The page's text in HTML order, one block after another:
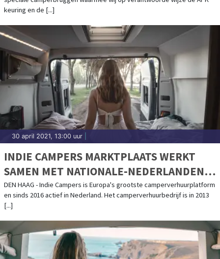
keuring en de [...]
30 april 2021, 13:00 uur
INDIE CAMPERS MARKTPLAATS WERKT
SAMEN MET NATIONALE-NEDERLANDEN
MEE AAN CAMPER DEKKING
DEN HAAG - Indie Campers is Europa's grootste camperverhuurplatform
en sinds 2016 actief in Nederland. Het camperverhuurbedrijf is in 2013
[...]